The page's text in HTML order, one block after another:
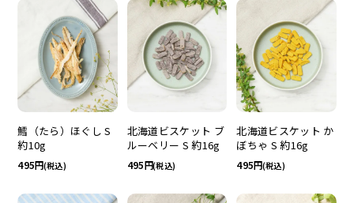
鱈（たら）ほぐし S
約10g
495 (税込)
北海道ビスケット ブ
ルーベリー S 約16g
495 (税込)
北海道ビスケット か
ぼちゃ S 約16g
495 (税込)